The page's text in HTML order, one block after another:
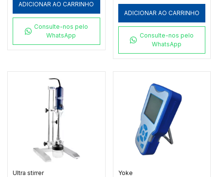
ADICIONAR AO CARRINHO
Consulte-nos pelo
WhatsApp
ADICIONAR AO CARRINHO
Consulte-nos pelo
WhatsApp
Ultra stirrer Yoke